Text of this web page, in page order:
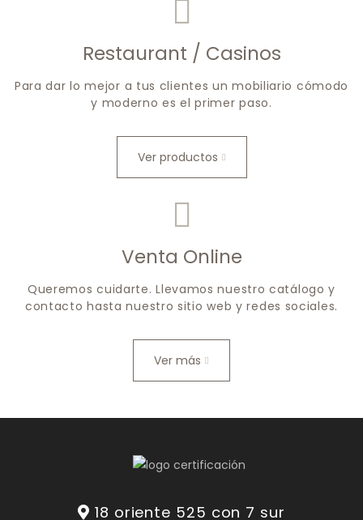
Restaurant / Casinos
Para dar lo mejor a tus clientes un mobiliario cómodo
y moderno es el primer paso.
Ver productos
Venta Online
Queremos cuidarte. Llevamos nuestro catálogo y
contacto hasta nuestro sitio web y redes sociales.
Ver más
18 oriente 525 con 7 sur